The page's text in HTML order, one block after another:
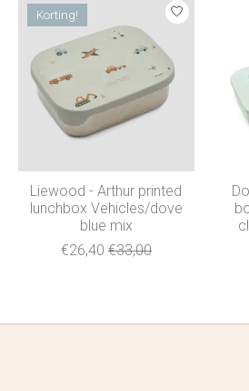
Korting!
Liewood - Arthur printed
lunchbox Vehicles/dove
blue mix
€26,40 €33,00